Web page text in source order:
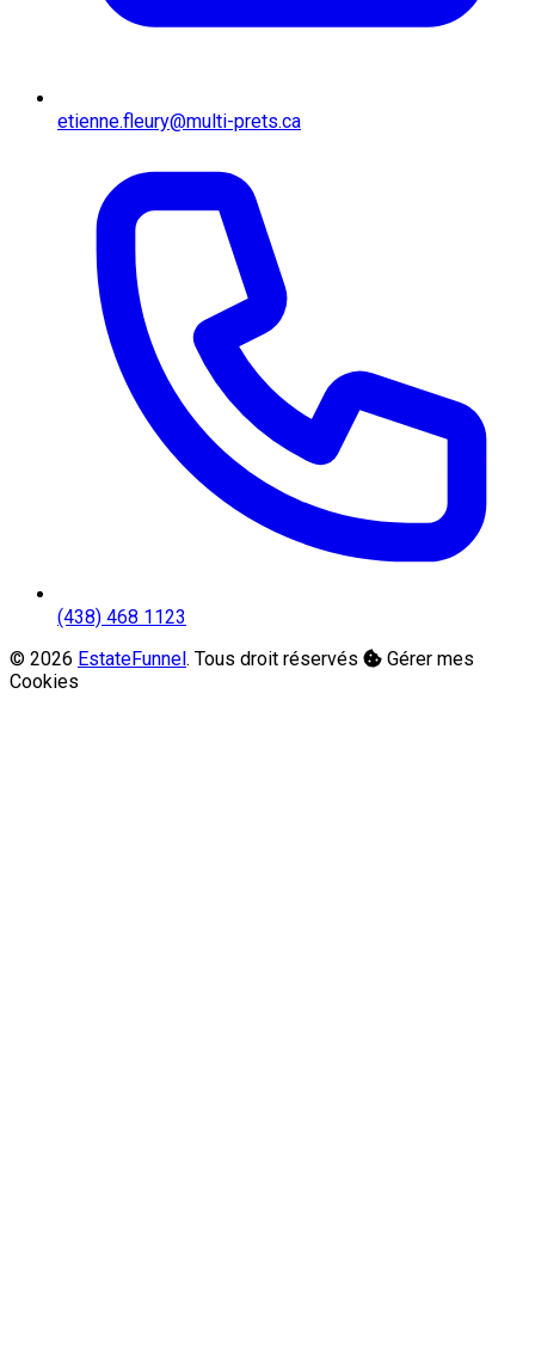
etienne.fleury@multi-prets.ca
(438) 468 1123
© 2026 EstateFunnel. Tous droit réservés
Gérer mes
Cookies